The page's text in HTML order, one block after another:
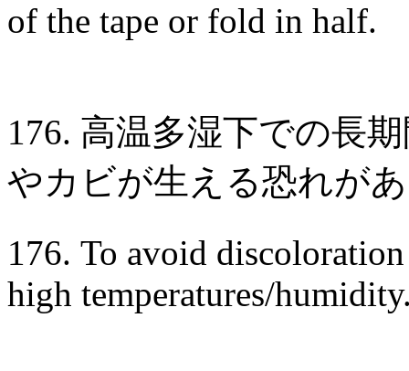
of the tape or fold in half.
176. 高温多湿下での長
やカビが生える恐れが
176. To avoid
high temperatures/